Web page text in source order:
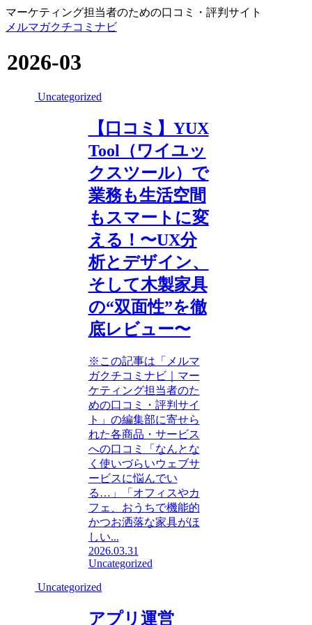
マーケティング担当者のための口コミ・評判サイト
メルマガクチコミナビ
2026-03
Uncategorized
【口コミ】YUX
Tool（ワイユッ
クスツール）で
業務も生活空間
もスマートに変
える！〜UX分
析とデザイン、
そして木製家具
の“双面性”を徹
底レビュー〜
※この記事は「メルマ
ガクチコミナビ｜マー
ケティング担当者のた
めの口コミ・評判サイ
ト」の編集部に寄せら
れた各商品・サービス
への口コミ「なんとな
く使いづらいウェブサ
ービスに悩んでい
る…」「オフィスやカ
フェ、おうちで機能的
かつお洒落な家具がほ
しい...
2026.03.31
Uncategorized
Uncategorized
アプリ運営